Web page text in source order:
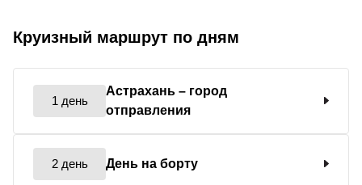
Круизный маршрут по дням
1 день
Астрахань – город
отправления
2 день День на борту